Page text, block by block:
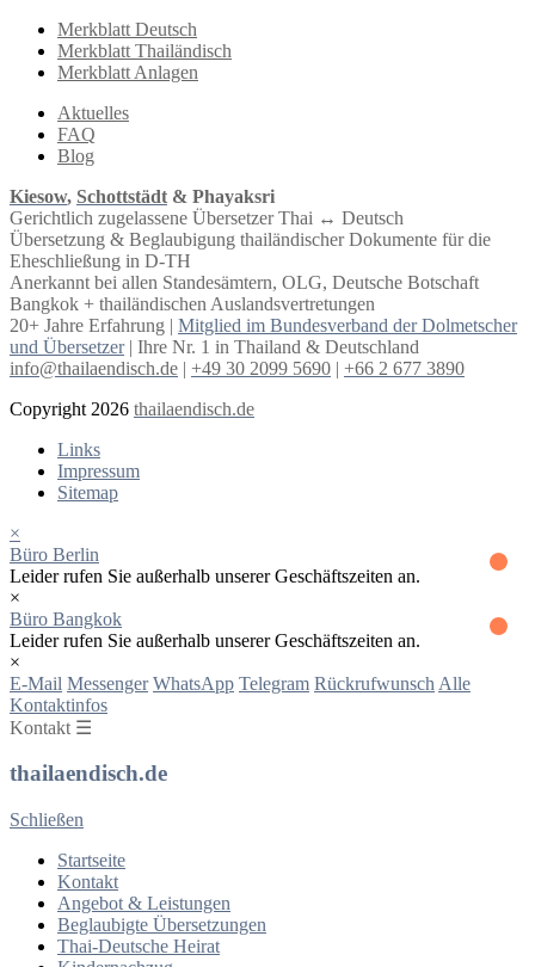
Merkblatt Deutsch
Merkblatt Thailändisch
Merkblatt Anlagen
Aktuelles
FAQ
Blog
Kiesow, Schottstädt & Phayaksri
Gerichtlich zugelassene Übersetzer Thai ↔︎ Deutsch
Übersetzung & Beglaubigung thailändischer Dokumente für die
Eheschließung in D-TH
Anerkannt bei allen Standesämtern, OLG, Deutsche Botschaft
Bangkok + thailändischen Auslandsvertretungen
20+ Jahre Erfahrung | Mitglied im Bundesverband der Dolmetscher
und Übersetzer| Ihre Nr. 1 in Thailand & Deutschland
info@thailaendisch.de | +49 30 2099 5690 | +66 2 677 3890
Copyright 2026 thailaendisch.de
Links
Impressum
Sitemap
×
Büro Berlin
Leider rufen Sie außerhalb unserer Geschäftszeiten an.
×
Büro Bangkok
Leider rufen Sie außerhalb unserer Geschäftszeiten an.
×
E-Mail Messenger WhatsApp Telegram Rückrufwunsch Alle
Kontaktinfos
Kontakt ☰
thailaendisch.de
Schließen
Startseite
Kontakt
Angebot & Leistungen
Beglaubigte Übersetzungen
Thai-Deutsche Heirat